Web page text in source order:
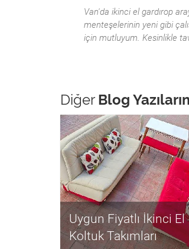
Van'da ikinci el gardırop
menteşelerinin yeni gibi
için mutluyum. Kesinlikle
Diğer Blog
Uygun Fiyatlı İkinci El
Koltuk Takımları